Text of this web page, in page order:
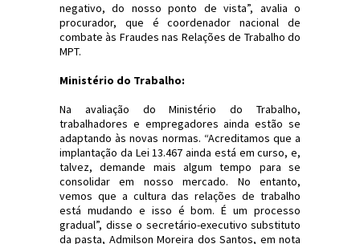
negativo, do nosso ponto de vista”, avalia o
procurador, que é coordenador nacional de
combate às Fraudes nas Relações de Trabalho do
MPT.
Ministério do Trabalho:
Na avaliação do Ministério do Trabalho,
trabalhadores e empregadores ainda estão se
adaptando às novas normas. “Acreditamos que a
implantação da Lei 13.467 ainda está em curso, e,
talvez, demande mais algum tempo para se
consolidar em nosso mercado. No entanto,
vemos que a cultura das relações de trabalho
está mudando e isso é bom. É um processo
gradual”, disse o secretário-executivo substituto
da pasta, Admilson Moreira dos Santos, em nota